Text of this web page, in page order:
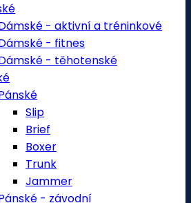
- aktivní a tréninkové
- fitnes
- těhotenské
Slip
Brief
Boxer
Trunk
Jammer
- závodní